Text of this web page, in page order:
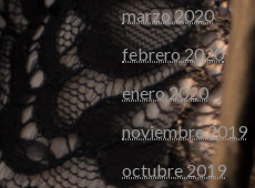
marzo 2020
febrero 2020
enero 2020
noviembre 2019
octubre 2019